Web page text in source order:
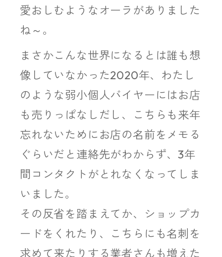
愛おしむようなオーラがありました
ね～。
まさかこんな世界になるとは誰も想
像していなかった2020年、わたし
のような弱小個人バイヤーにはお店
も売りっぱなしだし、こちらも来年
忘れないためにお店の名前をメモる
ぐらいだと連絡先がわからず、3年
間コンタクトがとれなくなってしま
いました。
その反省を踏まえてか、ショップカ
ードをくれたり、こちらにも名刺を
求めて来たりする業者さんも増えた